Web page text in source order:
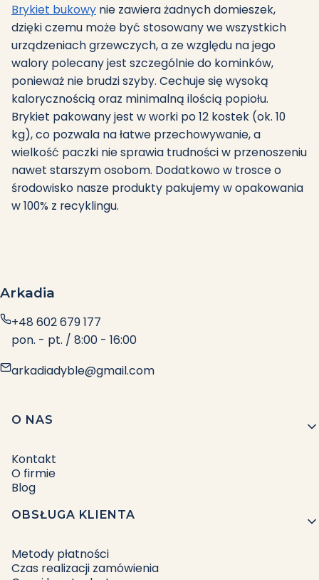
Brykiet bukowy nie zawiera żadnych domieszek,
dzięki czemu może być stosowany we wszystkich
urządzeniach grzewczych, a ze względu na jego
walory polecany jest szczególnie do kominków,
ponieważ nie brudzi szyby. Cechuje się wysoką
kalorycznością oraz minimalną ilością popiołu.
Brykiet pakowany jest w worki po 12 kostek (ok. 10
kg), co pozwala na łatwe przechowywanie, a
wielkość paczki nie sprawia trudności w przenoszeniu
nawet starszym osobom. Dodatkowo w trosce o
środowisko nasze produkty pakujemy w opakowania
w 100% z recyklingu.
Arkadia
+48 602 679 177
pon. - pt. / 8:00 - 16:00
arkadiadyble@gmail.com
Linki w stopce
O NAS
Kontakt
O firmie
Blog
OBSŁUGA KLIENTA
Metody płatności
Czas realizacji zamówienia